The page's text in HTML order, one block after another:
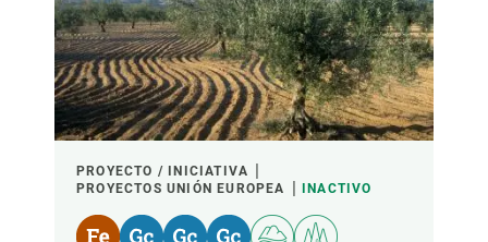
PROYECTO / INICIATIVA
PROYECTOS UNIÓN EUROPEA
INACTIVO